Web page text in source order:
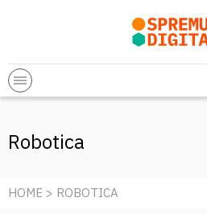
Robotica
HOME > ROBOTICA